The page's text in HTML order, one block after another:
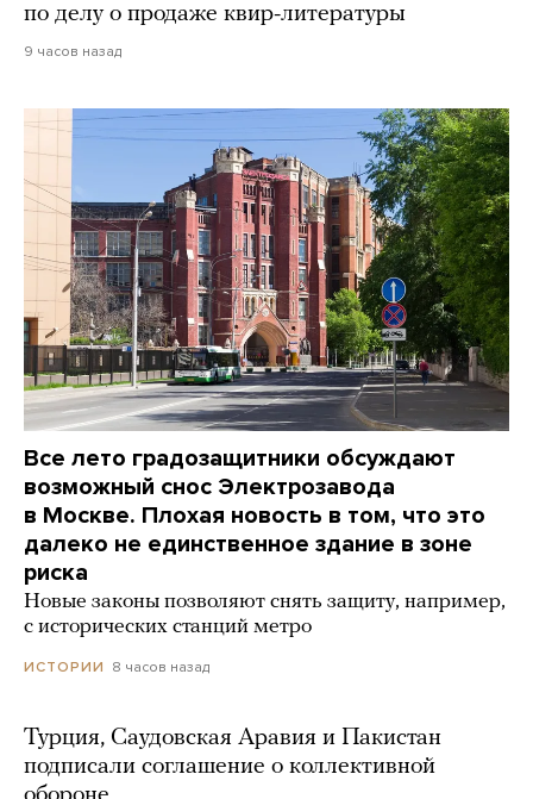
по делу о продаже квир-литературы
9 часов назад
Все лето градозащитники обсуждают
возможный снос Электрозавода
в Москве. Плохая новость в том, что это
далеко не единственное здание в зоне
риска
Новые законы позволяют снять защиту, например,
с исторических станций метро
ИСТОРИИ 8 часов назад
Турция, Саудовская Аравия и Пакистан
подписали соглашение о коллективной